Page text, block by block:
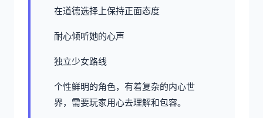
在道德选择上保持正面态度
耐心倾听她的心声
独立少女路线
个性鲜明的角色，有着复杂的内心世
界，需要玩家用心去理解和包容。